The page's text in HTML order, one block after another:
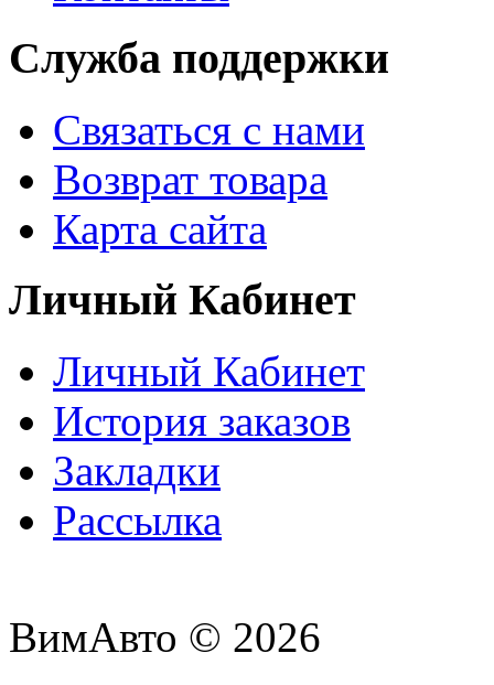
Служба поддержки
Связаться с нами
Возврат товара
Карта сайта
Личный Кабинет
Личный Кабинет
История заказов
Закладки
Рассылка
ВимАвто © 2026